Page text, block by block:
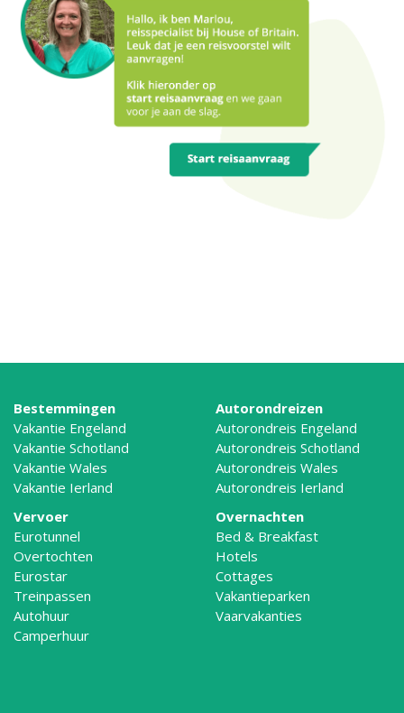
Bestemmingen
Vakantie Engeland
Vakantie Schotland
Vakantie Wales
Vakantie Ierland
Autorondreizen
Autorondreis Engeland
Autorondreis Schotland
Autorondreis Wales
Autorondreis Ierland
Vervoer
Eurotunnel
Overtochten
Eurostar
Treinpassen
Autohuur
Camperhuur
Overnachten
Bed & Breakfast
Hotels
Cottages
Vakantieparken
Vaarvakanties